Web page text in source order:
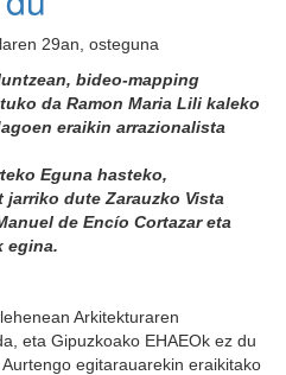
29an, osteguna
bideo-mapping
da Ramon Maria Lili kaleko
eraikin arrazionalista
Eguna hasteko,
jarriko dute Zarauzko Vista
de Encío Cortazar eta
egina.
Arkitekturaren
eta Gipuzkoako EHAEOk ez du
egitarauarekin eraikitako